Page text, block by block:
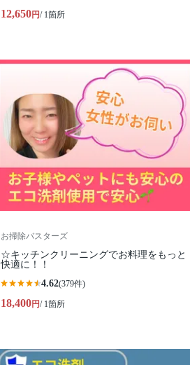
12,650円/ 1箇所
お掃除バスターズ
☆キッチンクリーニングでお料理をもっと
快適に！！
4.62(379件)
18,400円/ 1箇所